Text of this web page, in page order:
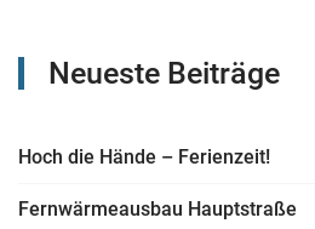
Neueste Beiträge
Hoch die Hände – Ferienzeit!
Fernwärmeausbau Hauptstraße